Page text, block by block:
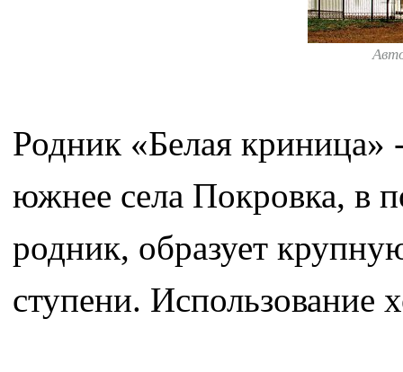
Родник «Белая криница»
южнее села Покровка, в
родник, образует
ступени. Использование